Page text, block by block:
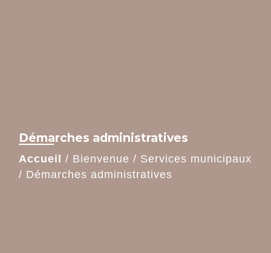
Démarches administratives
Accueil / Bienvenue / Services municipaux
/ Démarches administratives